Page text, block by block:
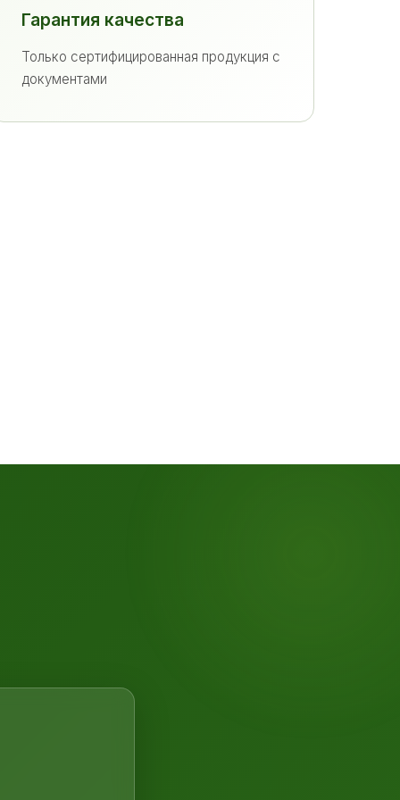
Гарантия качества
Только сертифицированная продукция с
документами